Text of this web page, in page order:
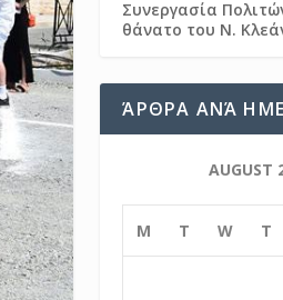
Συνεργασία
θάνατο του Ν.
ΆΡΘΡΑ ΑΝΆ
AUGUST
M T W T